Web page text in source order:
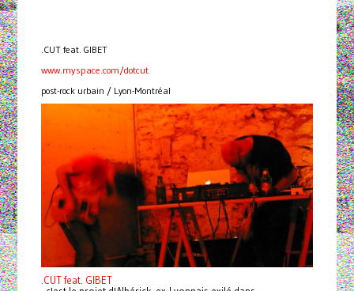
.CUT feat. GIBET
www.myspace.com/dotcut
post-rock urbain / Lyon-Montréal
.CUT feat. GIBET